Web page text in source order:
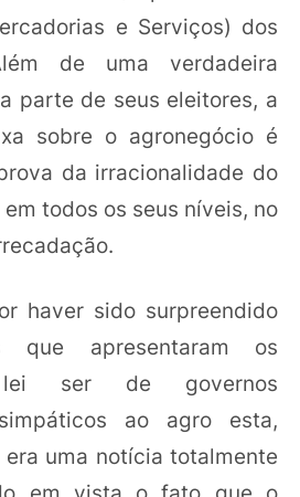
e Serviços) dos
de uma verdadeira
parte de seus eleitores, a
sobre o agronegócio é
da irracionalidade do
todos os seus níveis, no
haver sido surpreendido
que apresentaram os
ser de governos
ao agro esta,
uma notícia totalmente